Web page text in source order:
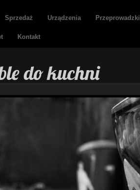
Sprzedaż Urządzenia Przeprowadzki
Kontakt
do kuchni